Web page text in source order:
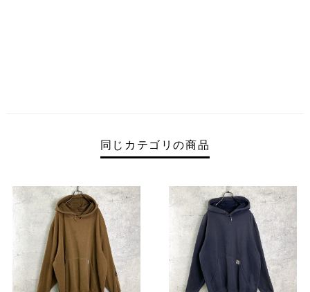
同じカテゴリの商品